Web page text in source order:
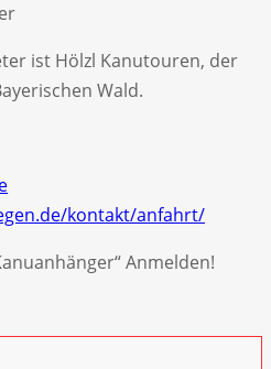
ist Hölzl Kanutouren, der
Wald.
kontakt/anfahrt/
Anmelden!